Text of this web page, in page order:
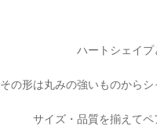
ハートシェイプ
その形は丸みの強いものから
サイズ・品質を揃えてペ